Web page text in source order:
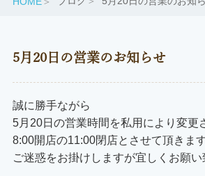
5月20日の営業のお知らせ
誠に勝手ながら
5月20日の営業時間を私用により変更
8:00開店の11:00閉店とさせて頂きます
ご迷惑をお掛けしますが宜しくお願い